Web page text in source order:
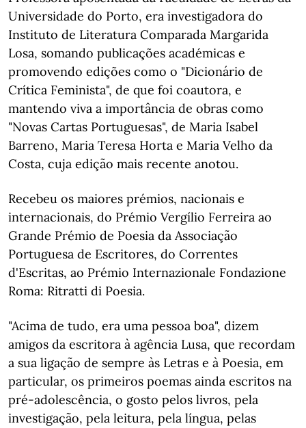
Universidade do Porto, era investigadora do
Instituto de Literatura Comparada Margarida
Losa, somando publicações académicas e
promovendo edições como o "Dicionário de
Crítica Feminista", de que foi coautora, e
mantendo viva a importância de obras como
"Novas Cartas Portuguesas", de Maria Isabel
Barreno, Maria Teresa Horta e Maria Velho da
Costa, cuja edição mais recente anotou.
Recebeu os maiores prémios, nacionais e
internacionais, do Prémio Vergílio Ferreira ao
Grande Prémio de Poesia da Associação
Portuguesa de Escritores, do Correntes
d'Escritas, ao Prémio Internazionale Fondazione
Roma: Ritratti di Poesia.
"Acima de tudo, era uma pessoa boa", dizem
amigos da escritora à agência Lusa, que recordam
a sua ligação de sempre às Letras e à Poesia, em
particular, os primeiros poemas ainda escritos na
pré-adolescência, o gosto pelos livros, pela
investigação, pela leitura, pela língua, pelas